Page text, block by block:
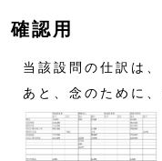
確認用
当該設問の仕訳は、
あと、念のために